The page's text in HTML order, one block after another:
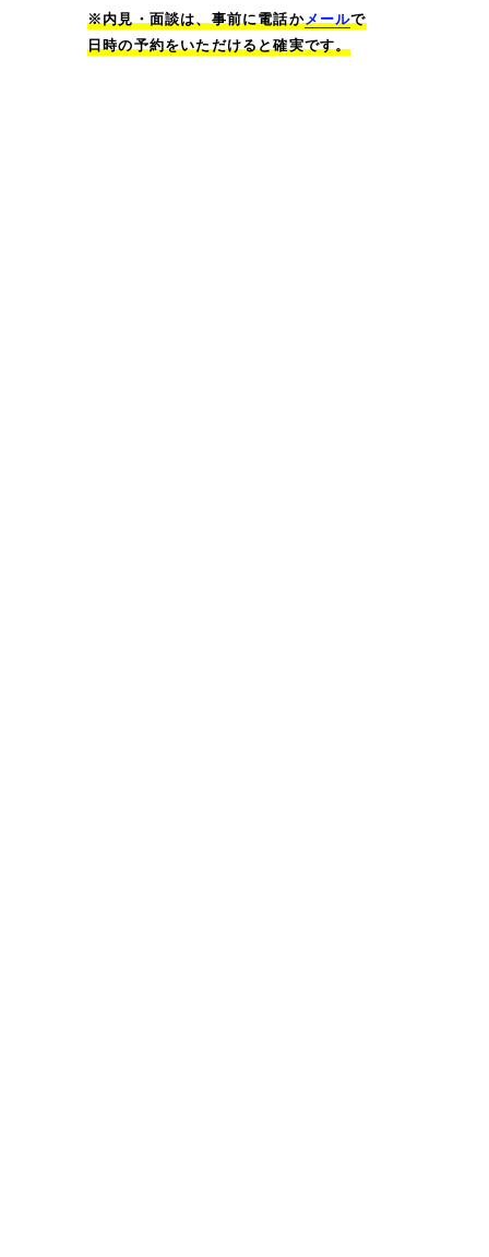
※内見・面談は、事前に電話かメールで
日時の予約をいただけると確実です。